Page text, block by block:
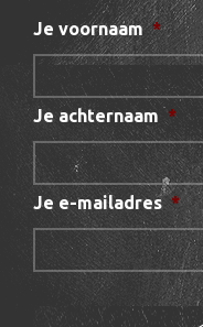
Je voornaam *
Je achternaam *
Je e-mailadres *